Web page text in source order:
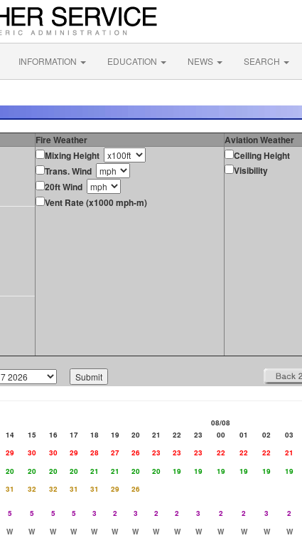
INFORMATION EDUCATION NEWS SEARCH
Fire Weather
Aviation Weather
Mixing Height
Trans. Wind
20ft Wind
Vent Rate (x1000 mph-m)
Ceiling Height
Visibility
08/08
14 15 16 17 18 19 20 21 22 23 00 01 02 03
29 30 30 29 28 27 26 23 23 23 22 22 22 21
20 20 20 20 21 21 20 20 19 19 19 19 19 19
31 32 32 31 31 29
26
5 5 5 5 3 2 3 2 2 3 2 2 3 2
W W W W W W W W W W W W W W